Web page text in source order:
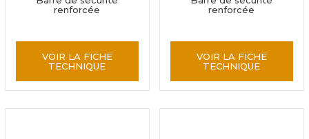
renforcée
VOIR LA FICHE
TECHNIQUE
renforcée
VOIR LA FICHE
TECHNIQUE